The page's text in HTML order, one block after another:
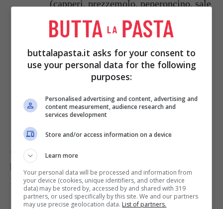
(capperi, prezzemolo, peperoncino, sale
e pepe).
Completate la cottura per altri 5 minuti
allungando con un po’ di acqua per
evitare che si asciughi troppo.
Servite caldo.
Accompagnate le acciughe all'acquapazza con
patate al forno o lessate.
Foto diMaria Verivaki
buttalapasta.it asks for your consent to
use your personal data for the following
purposes:
Personalised advertising and content, advertising and
content measurement, audience research and
services development
Store and/or access information on a device
Learn more
Your personal data will be processed and information from
your device (cookies, unique identifiers, and other device
data) may be stored by, accessed by and shared with 319
partners, or used specifically by this site. We and our partners
may use precise geolocation data. List of partners.